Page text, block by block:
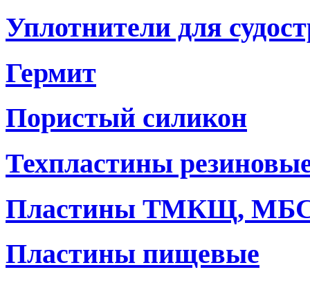
Уплотнители для
Гермит
Пористый силикон
Техпластины
Пластины ТМКЩ,
Пластины пищевые